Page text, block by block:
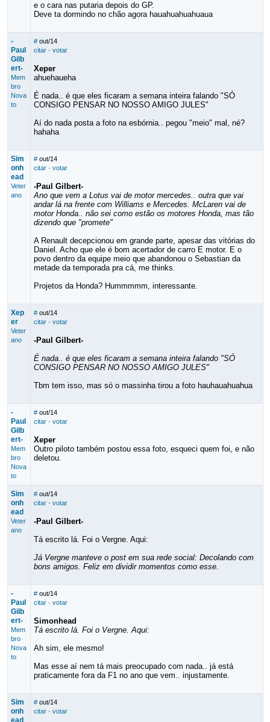
e o cara nas putaria depois do GP.
Deve ta dormindo no chão agora hauahuahuahuaua
-
Paul
Gilb
ert-
Mem
bro
Nova
to
# out/14
citar· votar
Xeper
ahuehaueha
É nada.. é que eles ficaram a semana inteira falando "SÓ
CONSIGO PENSAR NO NOSSO AMIGO JULES"
Aí do nada posta a foto na esbórnia.. pegou "meio" mal, né?
hahaha
Sim
onh
ead
Veter
ano
# out/14
citar· votar
-Paul Gilbert-
Ano que vem a Lotus vai de motor mercedes.. outra que vai
andar lá na frente com Williams e Mercedes. McLaren vai de
motor Honda.. não sei como estão os motores Honda, mas tão
dizendo que "promete"
A Renault decepcionou em grande parte, apesar das vitórias do
Daniel. Acho que ele é bom acertador de carro E motor. E o
povo dentro da equipe meio que abandonou o Sebastian da
metade da temporada pra cá, me thinks.
Projetos da Honda? Hummmmm, interessante.
Xep
er
Veter
ano
# out/14
citar· votar
-Paul Gilbert-
É nada.. é que eles ficaram a semana inteira falando "SÓ
CONSIGO PENSAR NO NOSSO AMIGO JULES"
Tbm tem isso, mas só o massinha tirou a foto hauhauahuahua
-
Paul
Gilb
ert-
Mem
bro
Nova
to
# out/14
citar· votar
Xeper
Outro piloto também postou essa foto, esqueci quem foi, e não
deletou.
Sim
onh
ead
Veter
ano
# out/14
citar· votar
-Paul Gilbert-
Tá escrito lá. Foi o Vergne. Aqui:
Já Vergne manteve o post em sua rede social: Decolando com
bons amigos. Feliz em dividir momentos como esse.
-
Paul
Gilb
ert-
Mem
bro
Nova
to
# out/14
citar· votar
Simonhead
Tá escrito lá. Foi o Vergne. Aqui:
Ah sim, ele mesmo!
Mas esse aí nem tá mais preocupado com nada.. já está
praticamente fora da F1 no ano que vem.. injustamente.
Sim
onh
ead
# out/14
citar· votar